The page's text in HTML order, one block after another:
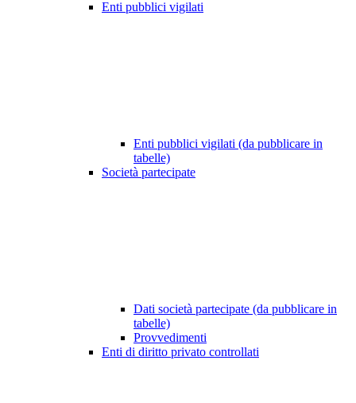
Enti pubblici vigilati
Enti pubblici vigilati (da pubblicare in
tabelle)
Società partecipate
Dati società partecipate (da pubblicare in
tabelle)
Provvedimenti
Enti di diritto privato controllati